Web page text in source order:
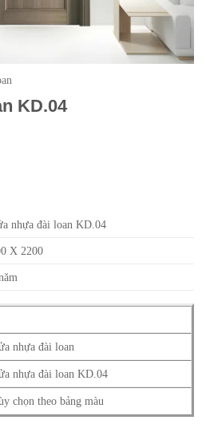
KD.04
nhựa đài loan KD.04
X 2200
nhựa đài loan
nhựa đài loan KD.04
chọn theo bảng màu